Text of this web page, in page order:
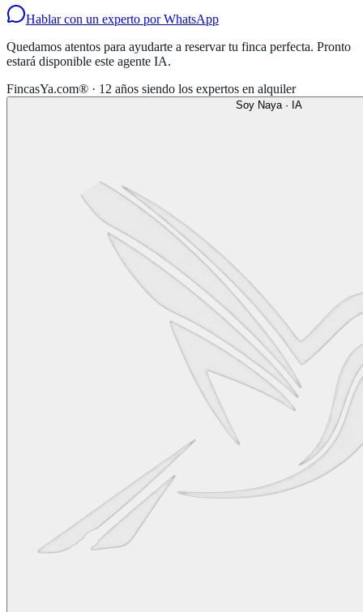
Hablar con un experto por WhatsApp
Quedamos atentos para ayudarte a reservar tu finca perfecta. Pronto
estará disponible este agente IA.
FincasYa.com® · 12 años siendo los expertos en alquiler
Soy Naya · IA